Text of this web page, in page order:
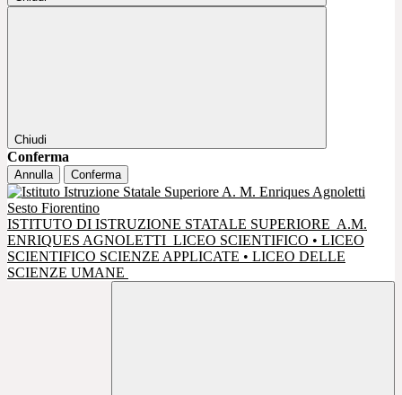
Chiudi
Conferma
Annulla Conferma
ISTITUTO DI ISTRUZIONE STATALE SUPERIORE A.M.
ENRIQUES AGNOLETTI LICEO SCIENTIFICO • LICEO
SCIENTIFICO SCIENZE APPLICATE • LICEO DELLE
SCIENZE UMANE